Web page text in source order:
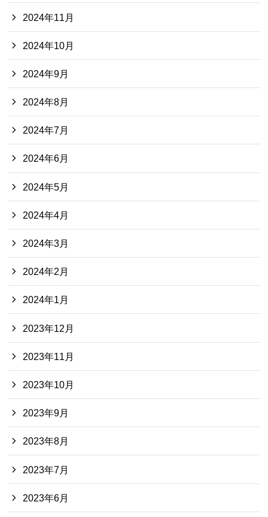
2024年11月
2024年10月
2024年9月
2024年8月
2024年7月
2024年6月
2024年5月
2024年4月
2024年3月
2024年2月
2024年1月
2023年12月
2023年11月
2023年10月
2023年9月
2023年8月
2023年7月
2023年6月